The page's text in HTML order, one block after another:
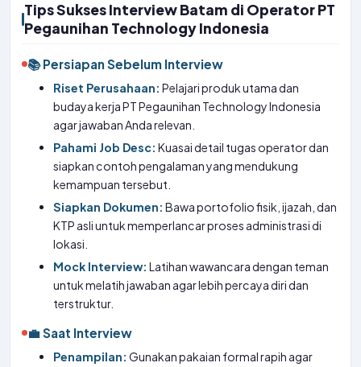
Tips Sukses Interview Batam di Operator PT
Pegaunihan Technology Indonesia
📚 Persiapan Sebelum Interview
Riset Perusahaan: Pelajari produk utama dan
budaya kerja PT Pegaunihan Technology Indonesia
agar jawaban Anda relevan.
Pahami Job Desc: Kuasai detail tugas operator dan
siapkan contoh pengalaman yang mendukung
kemampuan tersebut.
Siapkan Dokumen: Bawa portofolio fisik, ijazah, dan
KTP asli untuk memperlancar proses administrasi di
lokasi.
Mock Interview: Latihan wawancara dengan teman
untuk melatih jawaban agar lebih percaya diri dan
terstruktur.
💼 Saat Interview
Penampilan: Gunakan pakaian formal rapih agar